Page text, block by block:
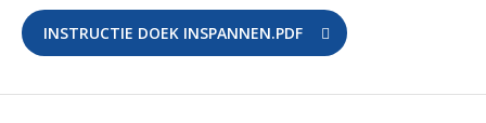
INSTRUCTIE DOEK INSPANNEN.PDF